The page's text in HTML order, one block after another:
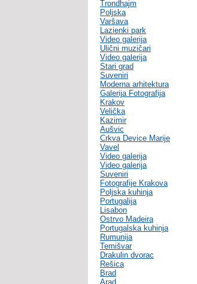
Trondhajm
Poljska
Varšava
Lazienki park
Video galerija
Ulični muzičari
Video galerija
Stari grad
Suveniri
Moderna arhitektura
Galerija Fotografija
Krakov
Velička
Kazimir
Aušvic
Crkva Device Marije
Vavel
Video galerija
Video galerija
Suveniri
Fotografije Krakova
Poljska kuhinja
Portugalija
Lisabon
Ostrvo Madeira
Portugalska kuhinja
Rumunija
Temišvar
Drakulin dvorac
Rešica
Brad
Arad